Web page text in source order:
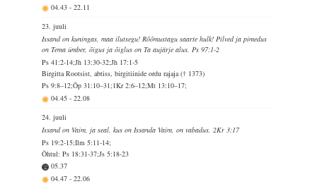
04.43-22.11
23. juuli
Issand on kuningas, maa ilutsegu! Rõõmustagu saarte hulk! Pilved ja pimedus
on Tema ümber, õigus ja õiglus on Ta aujärje alus. Ps 97:1-2
Ps 41:2-14;Jh 13:30-32;Jh 17:1-5
Birgitta Rootsist, abtiss, birgitiinide ordu rajaja († 1373)
Ps 9:8–12;Õp 31:10–31;1Kr 2:6–12;Mt 13:10–17;
04.45-22.08
24. juuli
Issand on Vaim, ja seal, kus on Issanda Vaim, on vabadus. 2Kr 3:17
Ps 19:2-15;Ilm 5:11-14;
Õhtul: Ps 18:31-37;Js 5:18-23
05.37
04.47-22.06